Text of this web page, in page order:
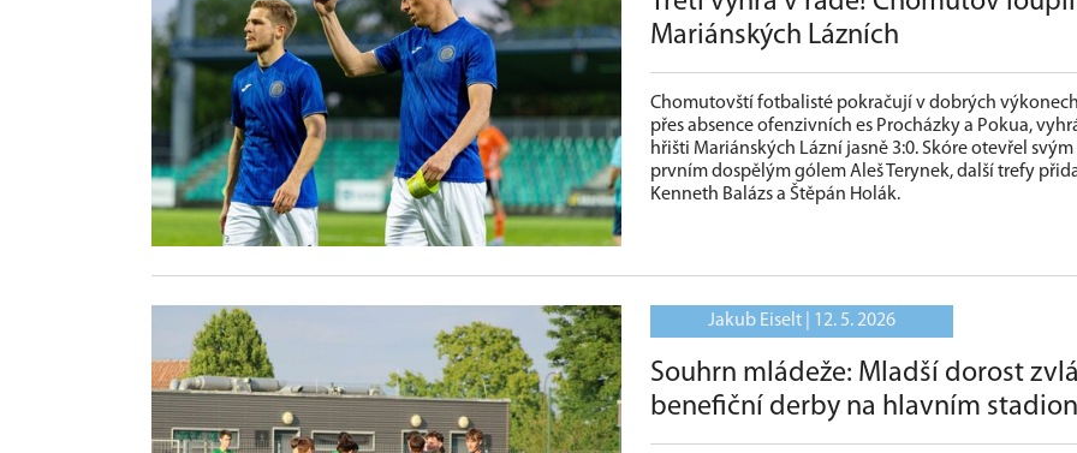
Mariánských Lázních
Chomutovští fotbalisté pokračují v dobrých
přes absence ofenzivních es Procházky a Pokua,
hřišti Mariánských Lázní jasně 3:0. Skóre otevřel svým
prvním dospělým gólem Aleš Terynek, další trefy
Kenneth Balázs a Štěpán Holák.
Jakub Eiselt | 12. 5. 2026
Souhrn mládeže: Mladší dorost
benefiční derby na hlavním